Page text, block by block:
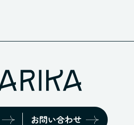
お問い合わせ